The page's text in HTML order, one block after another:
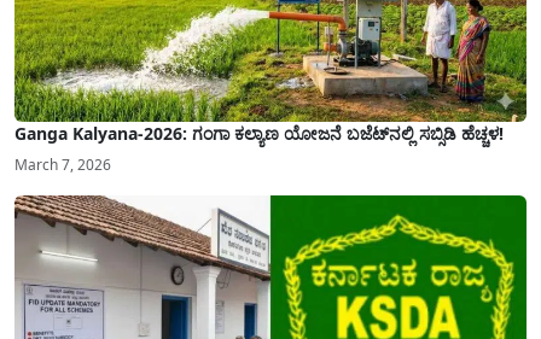
Ganga Kalyana-2026: ಗಂಗಾ ಕಲ್ಯಾಣ ಯೋಜನೆ ಬಜೆಟ್‌ನಲ್ಲಿ ಸಬ್ಸಿಡಿ ಹೆಚ್ಚಳ!
March 7, 2026